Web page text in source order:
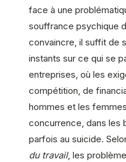
face à une
souffrance psychique
convaincre, il suffit de
instants sur ce qui se
entreprises, où les
compétition, de
hommes et les
concurrence, dans les
parfois au suicide.
du travail, les